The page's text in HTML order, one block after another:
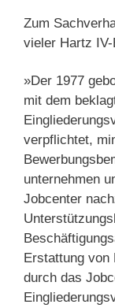
Zum
vieler Hartz
»Der 1977
mit dem
verpflichtet,
unternehmen
Jobcenter
Erstattung von
durch das